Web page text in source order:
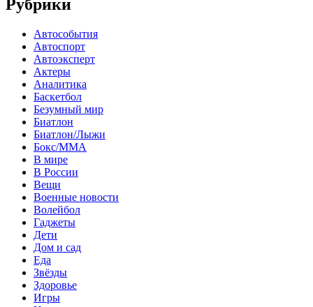
Рубрики
Автособытия
Автоспорт
Автоэксперт
Актеры
Аналитика
Баскетбол
Безумный мир
Биатлон
Биатлон/Лыжи
Бокс/MMA
В мире
В России
Вещи
Военные новости
Волейбол
Гаджеты
Дети
Дом и сад
Еда
Звёзды
Здоровье
Игры